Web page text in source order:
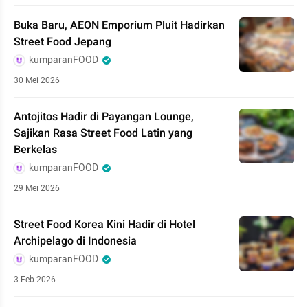
Buka Baru, AEON Emporium Pluit Hadirkan
Street Food Jepang
kumparanFOOD
30 Mei 2026
Antojitos Hadir di Payangan Lounge,
Sajikan Rasa Street Food Latin yang
Berkelas
kumparanFOOD
29 Mei 2026
Street Food Korea Kini Hadir di Hotel
Archipelago di Indonesia
kumparanFOOD
3 Feb 2026